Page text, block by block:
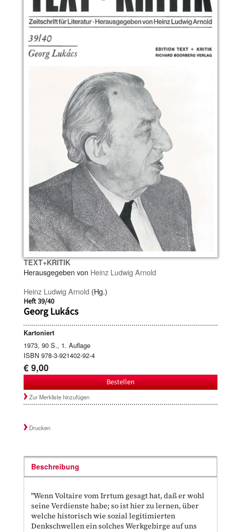
TEXT+KRITIK
Herausgegeben von Heinz Ludwig Arnold
Heinz Ludwig Arnold (Hg.)
Heft 39/40
Georg Lukács
Kartoniert
1973, 90 S., 1. Auflage
ISBN 978-3-921402-92-4
€ 9,00
Bestellen
Zur Merkliste hinzufügen
Drucken
Beschreibung
"Wenn Voltaire vom Irrtum gesagt hat, daß er wohl
seine Verdienste habe; so ist hier zu lernen, über
welche historisch wie sozial legitimierten
Denkschwellen ein solches Werkgebirge auf uns